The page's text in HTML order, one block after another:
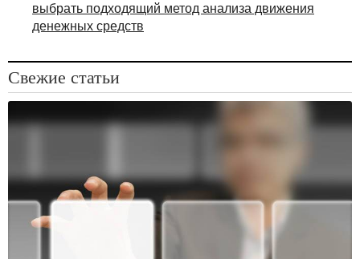
выбрать подходящий метод анализа движения
денежных средств
Свежие статьи